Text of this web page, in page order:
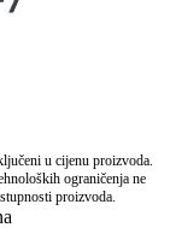
u cijenu proizvoda.
ograničenja ne
proizvoda.